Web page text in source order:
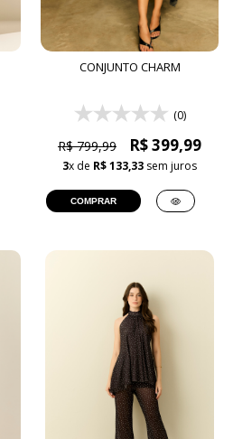
CONJUNTO CHARM
(0)
R$ 799,99 R$ 399,99
3x de R$ 133,33 sem juros
COMPRAR